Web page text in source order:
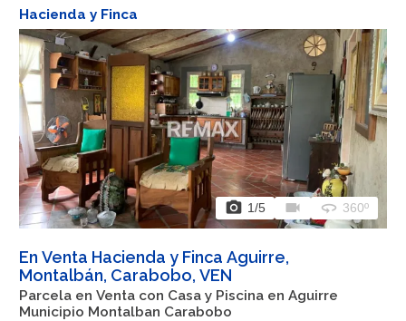
Hacienda y Finca
photo_camera 1/5 videocam 360 360º
En Venta Hacienda y Finca Aguirre,
Montalbán, Carabobo, VEN
Parcela en Venta con Casa y Piscina en Aguirre
Municipio Montalban Carabobo